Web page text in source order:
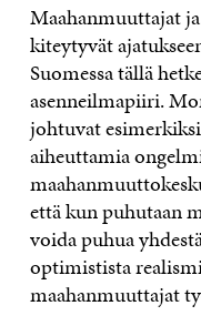
Maahanmuuttajat
kiteytyvät
Suomessa tällä
asenneilmapiiri.
johtuvat
aiheuttamia
että kun puhutaan
voida puhua
optimistista
maahanmuuttajat